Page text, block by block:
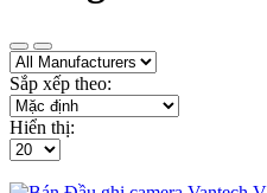
Sắp xếp theo:
Hiển thị: